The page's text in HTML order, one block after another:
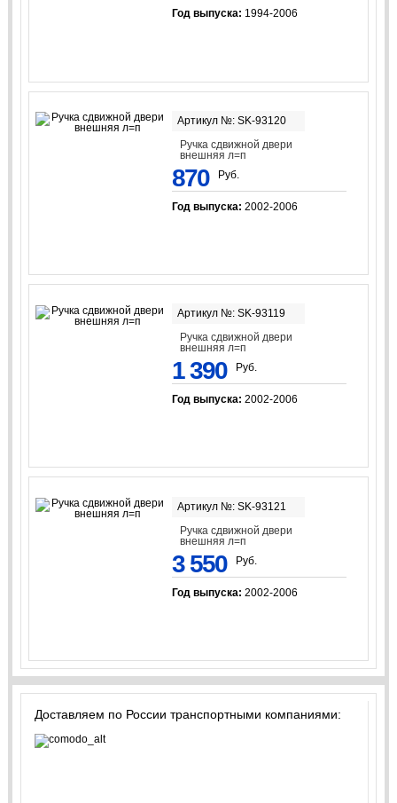
Год выпуска: 1994-2006
Артикул №: SK-93120
Ручка сдвижной двери
внешняя л=п
870 Руб.
Год выпуска: 2002-2006
Артикул №: SK-93119
Ручка сдвижной двери
внешняя л=п
1 390 Руб.
Год выпуска: 2002-2006
Артикул №: SK-93121
Ручка сдвижной двери
внешняя л=п
3 550 Руб.
Год выпуска: 2002-2006
Доставляем по России транспортными компаниями: